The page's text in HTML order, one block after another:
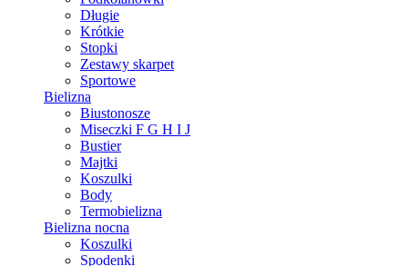
Długie
Krótkie
Stopki
Zestawy skarpet
Sportowe
Bielizna
Biustonosze
Miseczki F G H I J
Bustier
Majtki
Koszulki
Body
Termobielizna
Bielizna nocna
Koszulki
Spodenki